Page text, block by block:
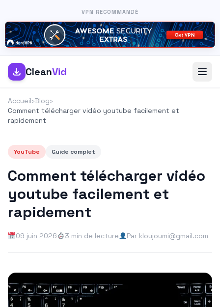
VPN RECOMMANDÉ
CleanVid
Accueil›Blog›
Comment télécharger vidéo youtube facilement et
rapidement
YouTube Guide complet
Comment télécharger vidéo
youtube facilement et
rapidement
09 juin 2026 3 min de lecture Par kloujoumi@gmail.com